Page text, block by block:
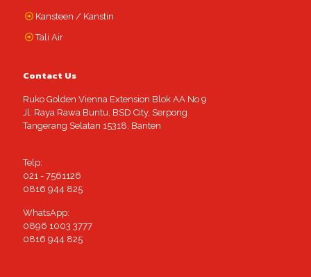
Kansteen / Kanstin
Tali Air
Contact Us
Ruko Golden Vienna Extension Blok AA No 9
Jl. Raya Rawa Buntu, BSD City, Serpong
Tangerang Selatan 15318, Banten
Telp:
021 - 7561126
0816 944 825
WhatsApp:
0896 1003 3777
0816 944 825